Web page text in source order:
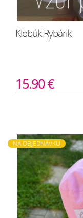
Klobúk Rybárik
15.90 €
NA OBJEDNÁVKU